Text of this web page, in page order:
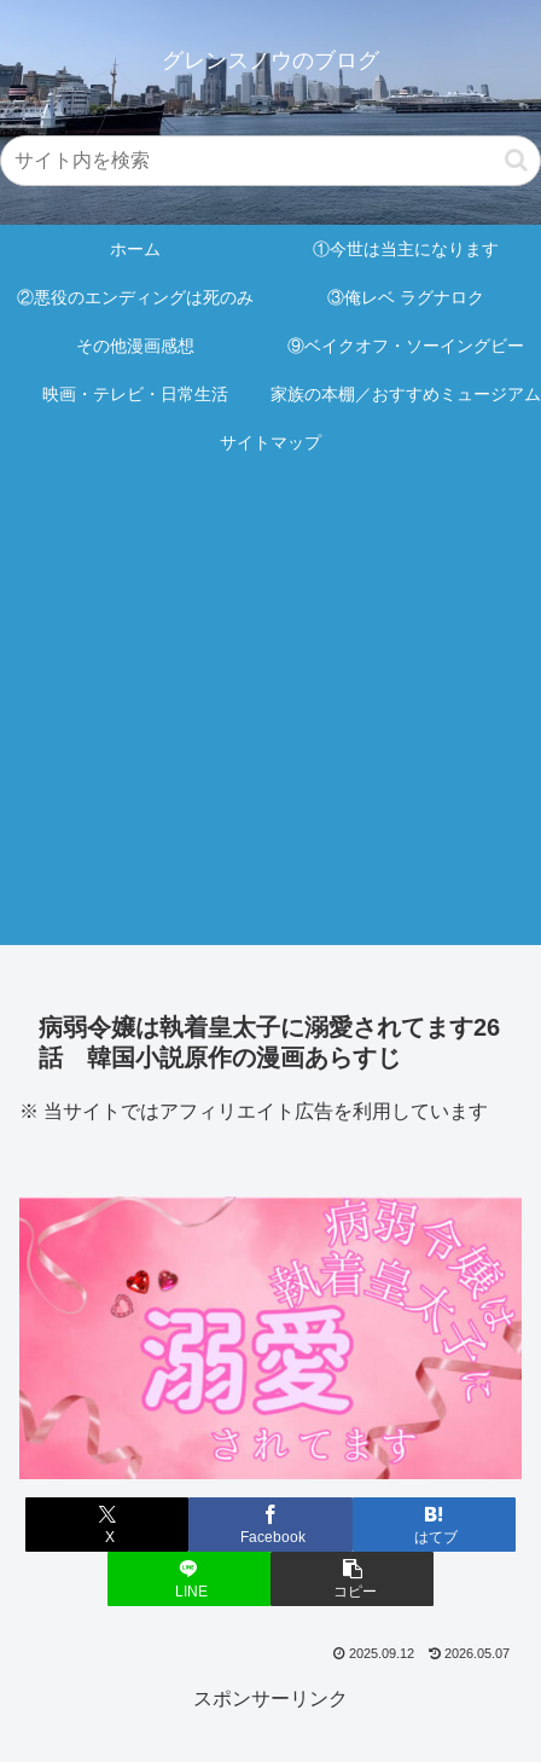
グレンスノウのブログ
ホーム ①今世は当主になります
②悪役のエンディングは死のみ ③俺レベ ラグナロク
その他漫画感想 ⑨ベイクオフ・ソーイングビー
映画・テレビ・日常生活 家族の本棚／おすすめミュージアム
サイトマップ
病弱令嬢は執着皇太子に溺愛されてます26
話 韓国小説原作の漫画あらすじ
※ 当サイトではアフィリエイト広告を利用しています
X Facebook はてブ
LINE コピー
2025.09.12 2026.05.07
スポンサーリンク